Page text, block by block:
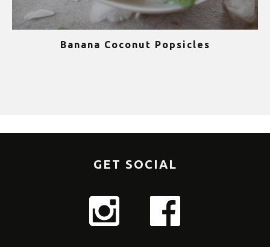
Banana Coconut Popsicles
GET SOCIAL